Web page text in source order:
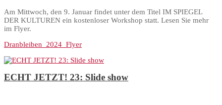
Am Mittwoch, den 9. Januar findet unter dem Titel IM SPIEGEL
DER KULTUREN ein kostenloser Workshop statt. Lesen Sie mehr
im Flyer.
Dranbleiben_2024_Flyer
ECHT JETZT! 23: Slide show